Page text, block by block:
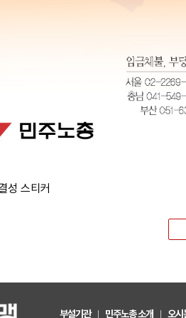
성 스티커
부설기관 민주노총 소개 오시